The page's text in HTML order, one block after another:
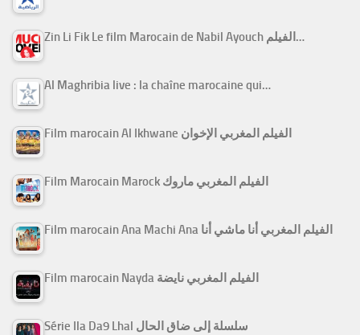
Zin Li Fik Le film Marocain de Nabil Ayouch الفيلم…
Al Maghribia live : la chaîne marocaine qui…
Film marocain Al Ikhwane الفيلم المغربي الإخوان
Film Marocain Marock الفيلم المغربي ماروك
Film marocain Ana Machi Ana الفيلم المغربي أنا ماشي أنا
Film marocain Nayda الفيلم المغربي نايضة
Série Ila Da9 Lhal سلسلة إلى ضاق الحال